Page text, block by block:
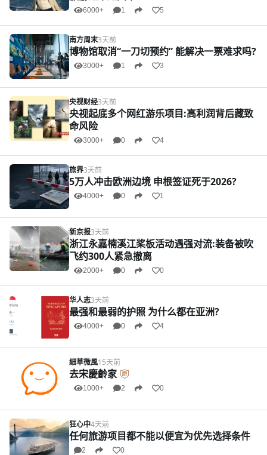
6000+ 1 5
南方周末3天前
博物馆取消“一刀切预约” 能解决一票难求吗?
3000+ 1 3
央视财经3天前
央视起底多个网红游乐项目:高利润背后藏致
命风险
3000+ 0 4
旅界3天前
5万人冲击欧洲边境 申根签证死于2026?
4000+ 0 1
新京报3天前
浙江永嘉楠溪江桨板活动遇强对流:装备被吹
飞约300人紧急撤离
2000+ 0 0
华人志3天前
最强和最弱的护照 为什么都在亚洲?
4000+ 0 4
細草微風15天前
去宋慶齡家
1000+ 2 0
狂心中4天前
任何旅游项目都不能以便宜为优先选择条件
2 0